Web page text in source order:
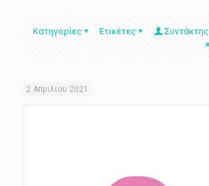
Κατηγορίες Ετικέτες
Συντάκτης
2 Απριλίου 2021